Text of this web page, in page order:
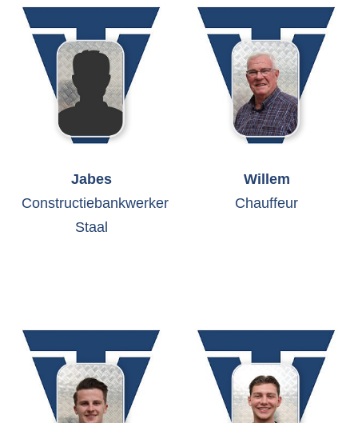
Jabes
Constructiebankwerker
Staal
Willem
Chauffeur